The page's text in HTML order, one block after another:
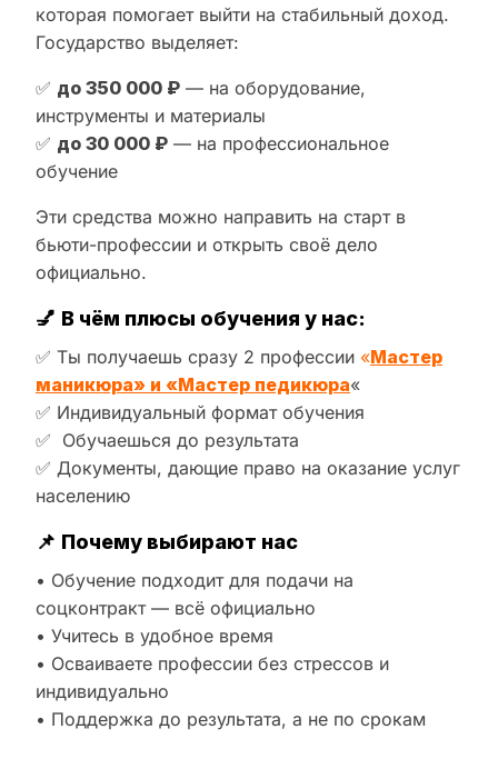
которая помогает выйти на стабильный доход.
Государство выделяет:
✅ до 350 000 ₽ — на оборудование,
инструменты и материалы
✅ до 30 000 ₽ — на профессиональное
обучение
Эти средства можно направить на старт в
бьюти-профессии и открыть своё дело
официально.
💅 В чём плюсы обучения у нас:
✅ Ты получаешь сразу 2 профессии «Мастер
маникюра» и «Мастер педикюра«
✅ Индивидуальный формат обучения
✅ Обучаешься до результата
✅ Документы, дающие право на оказание услуг
населению
📌 Почему выбирают нас
• Обучение подходит для подачи на
соцконтракт — всё официально
• Учитесь в удобное время
• Осваиваете профессии без стрессов и
индивидуально
• Поддержка до результата, а не по срокам